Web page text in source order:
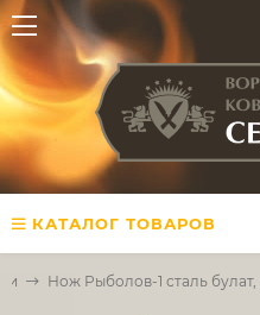
КАТАЛОГ ТОВАРОВ
Нож Рыболов-1 сталь